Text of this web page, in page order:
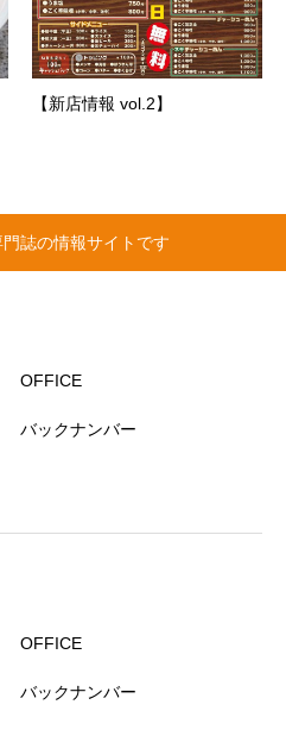
【新店情報 vol.2】
誌の情報サイトです
OFFICE
バックナンバー
OFFICE
バックナンバー